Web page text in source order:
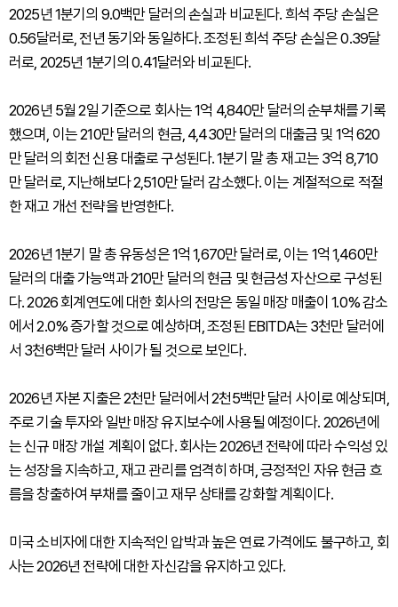
2025년 1분기의 9.0백만 달러의 손실과 비교된다. 희석 주당 손실은
0.56달러로, 전년 동기와 동일하다. 조정된 희석 주당 손실은 0.39달
러로, 2025년 1분기의 0.41달러와 비교된다.
2026년 5월 2일 기준으로 회사는 1억 4,840만 달러의 순부채를 기록
했으며, 이는 210만 달러의 현금, 4,430만 달러의 대출금 및 1억 620
만 달러의 회전 신용 대출로 구성된다. 1분기 말 총 재고는 3억 8,710
만 달러로, 지난해보다 2,510만 달러 감소했다. 이는 계절적으로 적절
한 재고 개선 전략을 반영한다.
2026년 1분기 말 총 유동성은 1억 1,670만 달러로, 이는 1억 1,460만
달러의 대출 가능액과 210만 달러의 현금 및 현금성 자산으로 구성된
다. 2026 회계연도에 대한 회사의 전망은 동일 매장 매출이 1.0% 감소
에서 2.0% 증가할 것으로 예상하며, 조정된 EBITDA는 3천만 달러에
서 3천6백만 달러 사이가 될 것으로 보인다.
2026년 자본 지출은 2천만 달러에서 2천5백만 달러 사이로 예상되며,
주로 기술 투자와 일반 매장 유지보수에 사용될 예정이다. 2026년에
는 신규 매장 개설 계획이 없다. 회사는 2026년 전략에 따라 수익성 있
는 성장을 지속하고, 재고 관리를 엄격히 하며, 긍정적인 자유 현금 흐
름을 창출하여 부채를 줄이고 재무 상태를 강화할 계획이다.
미국 소비자에 대한 지속적인 압박과 높은 연료 가격에도 불구하고, 회
사는 2026년 전략에 대한 자신감을 유지하고 있다.